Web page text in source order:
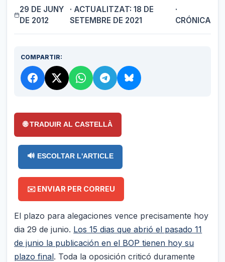
29 DE JUNY
DE 2012
· ACTUALITZAT: 18 DE
SETEMBRE DE 2021
·
CRÓNICA
COMPARTIR:
🌐 TRADUIR AL CASTELLÀ
🔊 ESCOLTAR L'ARTICLE
✉️ ENVIAR PER CORREU
El plazo para alegaciones vence precisamente hoy
dia 29 de junio. Los 15 dias que abrió el pasado 11
de junio la publicación en el BOP tienen hoy su
plazo final. Toda la oposición criticó duramente